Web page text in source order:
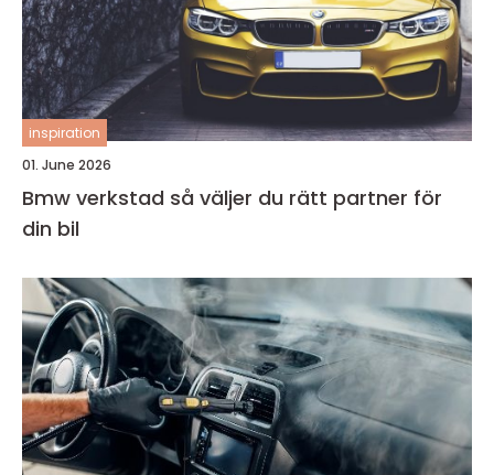
inspiration
01. June 2026
Bmw verkstad så väljer du rätt partner för
din bil